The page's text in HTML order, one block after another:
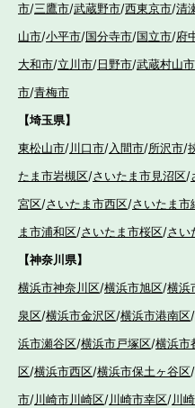
市/三鷹市/武蔵野市/西東京市/清
山市/小平市/国分寺市/国立市/府
大和市/立川市/日野市/武蔵村山市
市/青梅市
【埼玉県】
東松山市/川口市/入間市/所沢市/
たま市岩槻区/さいたま市見沼区/
宮区/さいたま市西区/さいたま市
ま市浦和区/さいたま市桜区/さい
【神奈川県】
横浜市神奈川区/横浜市旭区/横浜
泉区/横浜市金沢区/横浜市港南区/
浜市瀬谷区/横浜市戸塚区/横浜市
区/横浜市西区/横浜市保土ヶ谷区/
市/川崎市川崎区/川崎市幸区/川